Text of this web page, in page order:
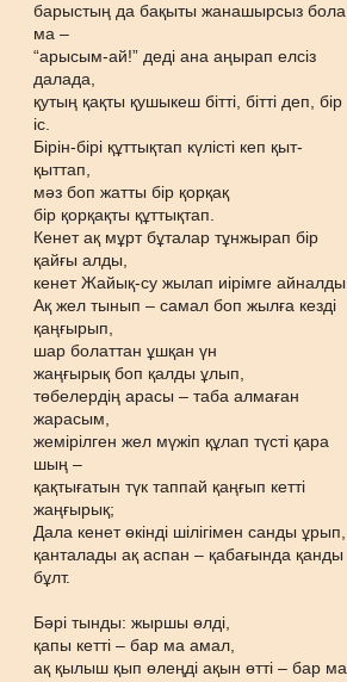
барыстың да бақыты жанашырсыз бола
ма –
“арысым-ай!” деді ана аңырап елсіз
далада,
қутың қақты қушыкеш бітті, бітті деп, бір
іс.
Бірін-бірі құттықтап күлісті кеп қыт-
қыттап,
мәз боп жатты бір қорқақ
бір қорқақты құттықтап.
Кенет ақ мұрт бұталар тұнжырап бір
қайғы алды,
кенет Жайық-су жылап иірімге айналды.
Ақ жел тынып – самал боп жылға кезді
қаңғырып,
шар болаттан ұшқан үн
жаңғырық боп қалды ұлып,
төбелердің арасы – таба алмаған
жарасым,
жемірілген жел мүжіп құлап түсті қара
шың –
қақтығатын түк таппай қаңғып кетті
жаңғырық;
Дала кенет өкінді шілігімен санды ұрып,
қанталады ақ аспан – қабағында қанды
бұлт.
Бәрі тынды: жыршы өлді,
қапы кетті – бар ма амал,
ақ қылыш қып өлеңді ақын өтті – бар ма